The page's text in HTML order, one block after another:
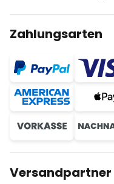
Zahlungsarten
Versandpartner